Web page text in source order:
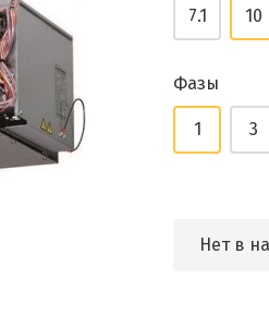
7.1 10
Фазы
1 3
Нет в